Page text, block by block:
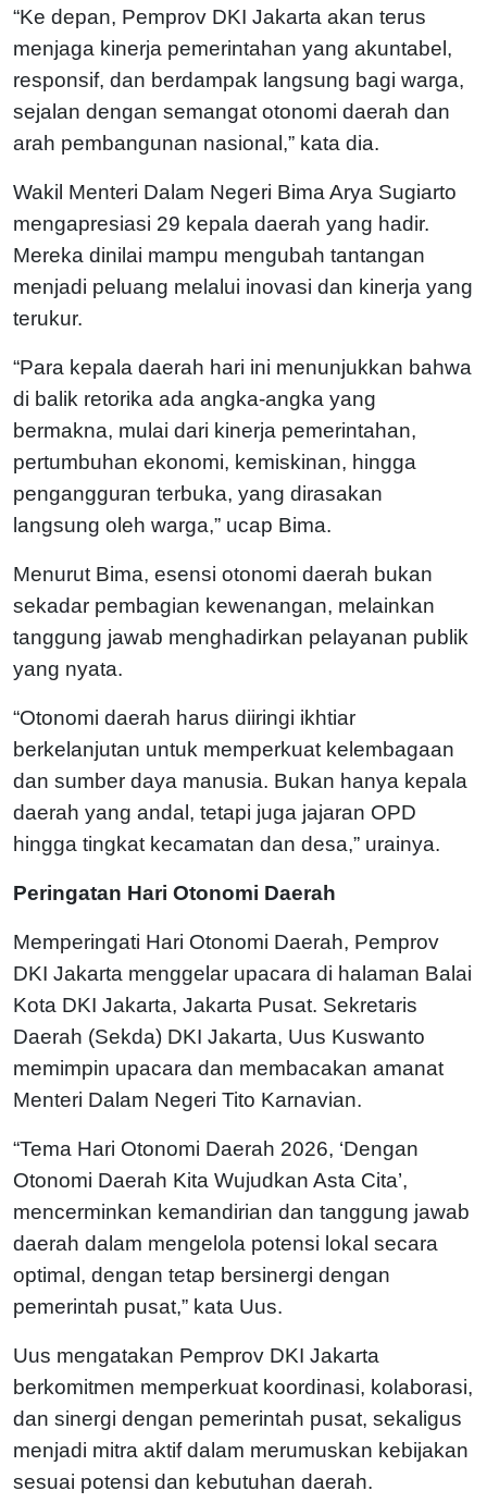
“Ke depan, Pemprov DKI Jakarta akan terus
menjaga kinerja pemerintahan yang akuntabel,
responsif, dan berdampak langsung bagi warga,
sejalan dengan semangat otonomi daerah dan
arah pembangunan nasional,” kata dia.
Wakil Menteri Dalam Negeri Bima Arya Sugiarto
mengapresiasi 29 kepala daerah yang hadir.
Mereka dinilai mampu mengubah tantangan
menjadi peluang melalui inovasi dan kinerja yang
terukur.
“Para kepala daerah hari ini menunjukkan bahwa
di balik retorika ada angka-angka yang
bermakna, mulai dari kinerja pemerintahan,
pertumbuhan ekonomi, kemiskinan, hingga
pengangguran terbuka, yang dirasakan
langsung oleh warga,” ucap Bima.
Menurut Bima, esensi otonomi daerah bukan
sekadar pembagian kewenangan, melainkan
tanggung jawab menghadirkan pelayanan publik
yang nyata.
“Otonomi daerah harus diiringi ikhtiar
berkelanjutan untuk memperkuat kelembagaan
dan sumber daya manusia. Bukan hanya kepala
daerah yang andal, tetapi juga jajaran OPD
hingga tingkat kecamatan dan desa,” urainya.
Peringatan Hari Otonomi Daerah
Memperingati Hari Otonomi Daerah, Pemprov
DKI Jakarta menggelar upacara di halaman Balai
Kota DKI Jakarta, Jakarta Pusat. Sekretaris
Daerah (Sekda) DKI Jakarta, Uus Kuswanto
memimpin upacara dan membacakan amanat
Menteri Dalam Negeri Tito Karnavian.
“Tema Hari Otonomi Daerah 2026, ‘Dengan
Otonomi Daerah Kita Wujudkan Asta Cita’,
mencerminkan kemandirian dan tanggung jawab
daerah dalam mengelola potensi lokal secara
optimal, dengan tetap bersinergi dengan
pemerintah pusat,” kata Uus.
Uus mengatakan Pemprov DKI Jakarta
berkomitmen memperkuat koordinasi, kolaborasi,
dan sinergi dengan pemerintah pusat, sekaligus
menjadi mitra aktif dalam merumuskan kebijakan
sesuai potensi dan kebutuhan daerah.